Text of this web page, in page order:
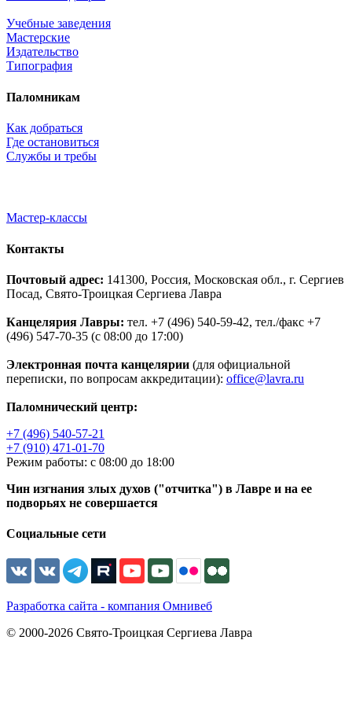
Учебные заведения
Мастерские
Издательство
Типография
Паломникам
Как добраться
Где остановиться
Службы и требы
Мастер-классы
Контакты
Почтовый адрес: 141300, Россия, Московская обл., г. Сергиев
Посад, Свято-Троицкая Сергиева Лавра
Канцелярия Лавры: тел. +7 (496) 540-59-42, тел./факс +7
(496) 547-70-35 (с 08:00 до 17:00)
Электронная почта канцелярии (для официальной
переписки, по вопросам аккредитации): office@lavra.ru
Паломнический центр:
+7 (496) 540-57-21
+7 (910) 471-01-70
Режим работы: с 08:00 до 18:00
Чин изгнания злых духов ("отчитка") в Лавре и на ее
подворьях не совершается
Социальные сети
Разработка сайта - компания Омнивеб
© 2000-2026 Свято-Троицкая Сергиева Лавра